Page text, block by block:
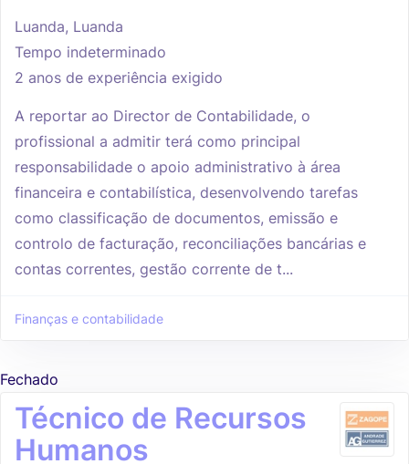
Luanda, Luanda
Tempo indeterminado
2 anos de experiência exigido
A reportar ao Director de Contabilidade, o
profissional a admitir terá como principal
responsabilidade o apoio administrativo à área
financeira e contabilística, desenvolvendo tarefas
como classificação de documentos, emissão e
controlo de facturação, reconciliações bancárias e
contas correntes, gestão corrente de t...
Finanças e contabilidade
Fechado
Técnico de Recursos
Humanos